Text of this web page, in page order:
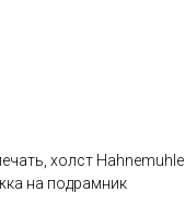
холст Hahnemuhle
на подрамник